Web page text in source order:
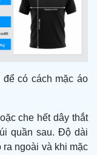
có cách mặc áo
che hết dây thắt
quần sau. Độ dài
ngoài và khi mặc